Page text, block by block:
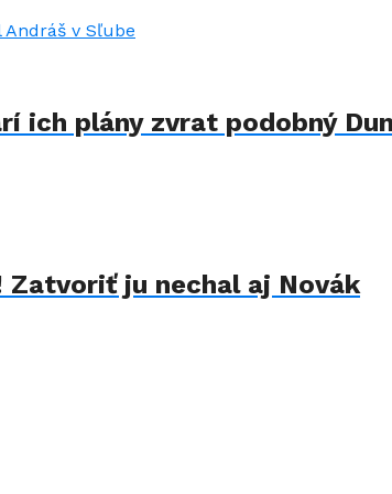
ich plány zvrat podobný
Zatvoriť ju nechal aj Novák